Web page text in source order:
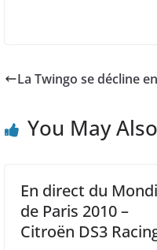
La Twingo se décline
You May
En direct du
de Paris 2010 –
Citroën DS3